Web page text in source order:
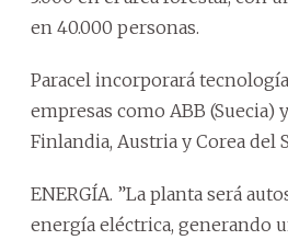
en 40.000 personas.
Paracel incorporará
empresas como ABB (Suecia)
Finlandia, Austria y Corea del
ENERGÍA. ”La planta será
energía eléctrica, generando